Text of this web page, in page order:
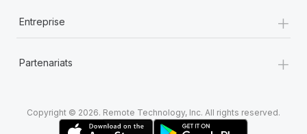
Entreprise +
Partenariats +
Copyright © 2026. Remote Technology, Inc. All rights reserved.